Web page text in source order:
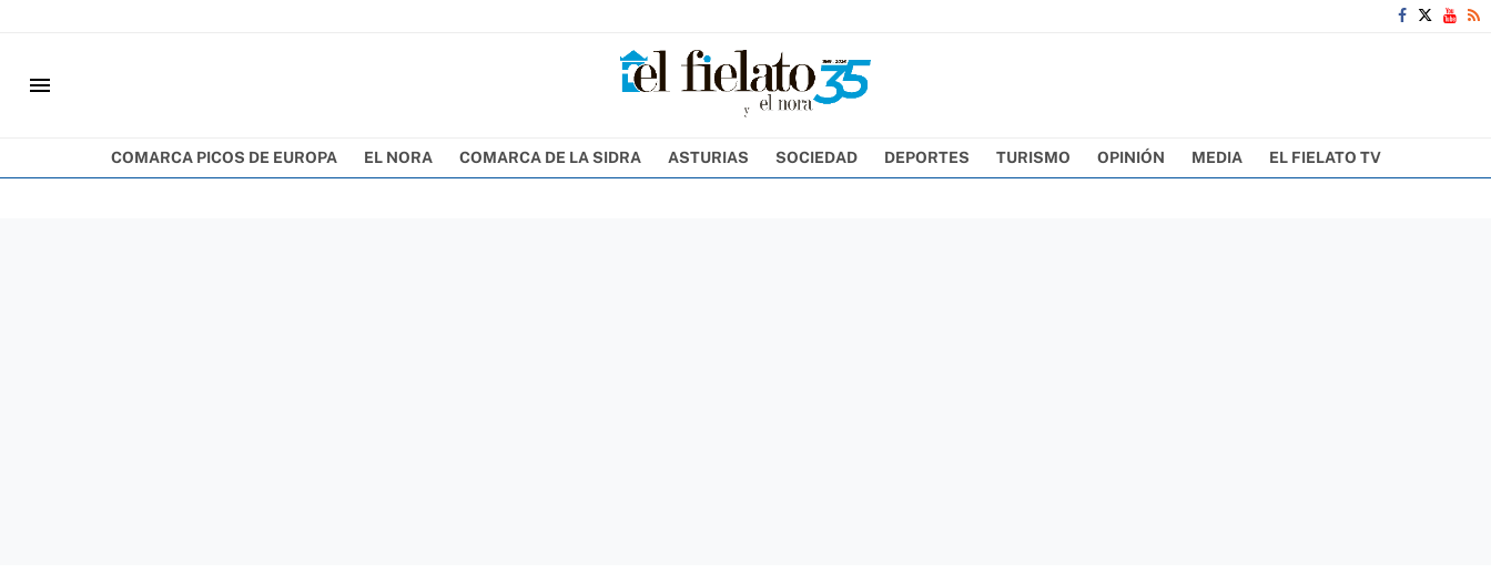
menu
COMARCA PICOS DE EUROPA EL NORA COMARCA DE LA SIDRA ASTURIAS SOCIEDAD DEPORTES TURISMO OPINIÓN MEDIA EL FIELATO TV